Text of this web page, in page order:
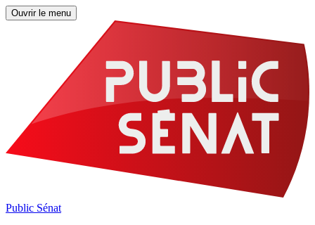
Ouvrir le menu
Public Sénat